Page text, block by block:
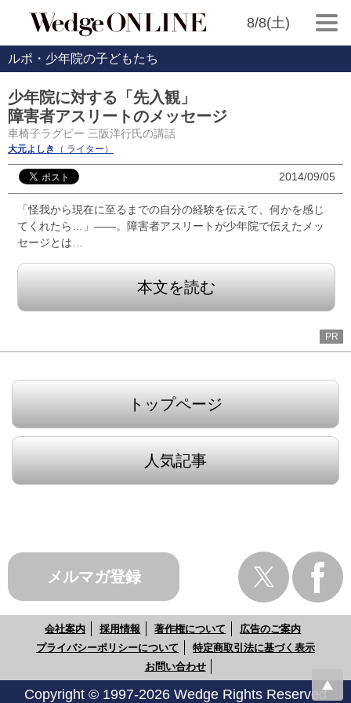
8/8(土)
ルポ・少年院の子どもたち
少年院に対する「先入観」
障害者アスリートのメッセージ
車椅子ラグビー 三阪洋行氏の講話
大元よしき （ ライター）
2014/09/05
「怪我から現在に至るまでの自分の経験を伝えて、何かを感じ
てくれたら…」――。障害者アスリートが少年院で伝えたメッ
セージとは…
本文を読む
PR
トップページ
人気記事
メルマガ登録
会社案内 採用情報 著作権について
広告のご案内
プライバシーポリシーについて
特定商取引法に基づく表示
お問い合わせ
Copyright © 1997-2026 Wedge Rights Reserved